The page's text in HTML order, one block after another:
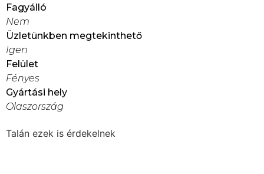
Fagyálló
Nem
Üzletünkben megtekinthető
Igen
Felület
Fényes
Gyártási hely
Olaszország
Talán ezek is érdekelnek